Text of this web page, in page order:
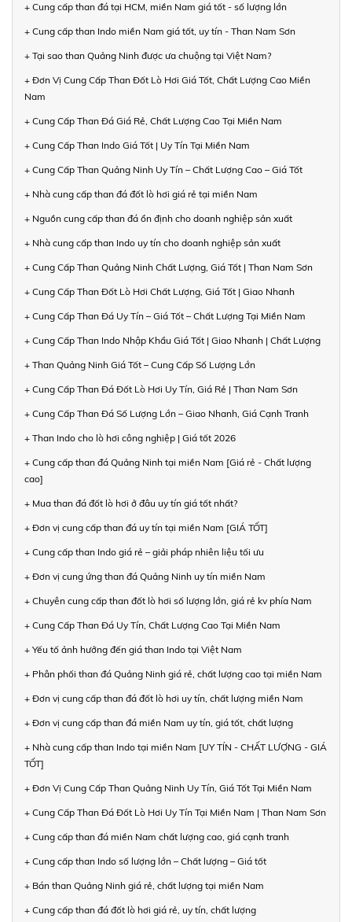
+ Cung cấp than đá tại HCM, miền Nam giá tốt - số lượng lớn
+ Cung cấp than Indo miền Nam giá tốt, uy tín - Than Nam Sơn
+ Tại sao than Quảng Ninh được ưa chuộng tại Việt Nam?
+ Đơn Vị Cung Cấp Than Đốt Lò Hơi Giá Tốt, Chất Lượng Cao Miền
Nam
+ Cung Cấp Than Đá Giá Rẻ, Chất Lượng Cao Tại Miền Nam
+ Cung Cấp Than Indo Giá Tốt | Uy Tín Tại Miền Nam
+ Cung Cấp Than Quảng Ninh Uy Tín – Chất Lượng Cao – Giá Tốt
+ Nhà cung cấp than đá đốt lò hơi giá rẻ tại miền Nam
+ Nguồn cung cấp than đá ổn định cho doanh nghiệp sản xuất
+ Nhà cung cấp than Indo uy tín cho doanh nghiệp sản xuất
+ Cung Cấp Than Quảng Ninh Chất Lượng, Giá Tốt | Than Nam Sơn
+ Cung Cấp Than Đốt Lò Hơi Chất Lượng, Giá Tốt | Giao Nhanh
+ Cung Cấp Than Đá Uy Tín – Giá Tốt – Chất Lượng Tại Miền Nam
+ Cung Cấp Than Indo Nhập Khẩu Giá Tốt | Giao Nhanh | Chất Lượng
+ Than Quảng Ninh Giá Tốt – Cung Cấp Số Lượng Lớn
+ Cung Cấp Than Đá Đốt Lò Hơi Uy Tín, Giá Rẻ | Than Nam Sơn
+ Cung Cấp Than Đá Số Lượng Lớn – Giao Nhanh, Giá Cạnh Tranh
+ Than Indo cho lò hơi công nghiệp | Giá tốt 2026
+ Cung cấp than đá Quảng Ninh tại miền Nam [Giá rẻ - Chất lượng
cao]
+ Mua than đá đốt lò hơi ở đâu uy tín giá tốt nhất?
+ Đơn vị cung cấp than đá uy tín tại miền Nam [GIÁ TỐT]
+ Cung cấp than Indo giá rẻ – giải pháp nhiên liệu tối ưu
+ Đơn vị cung ứng than đá Quảng Ninh uy tín miền Nam
+ Chuyên cung cấp than đốt lò hơi số lượng lớn, giá rẻ kv phía Nam
+ Cung Cấp Than Đá Uy Tín, Chất Lượng Cao Tại Miền Nam
+ Yếu tố ảnh hưởng đến giá than Indo tại Việt Nam
+ Phân phối than đá Quảng Ninh giá rẻ, chất lượng cao tại miền Nam
+ Đơn vị cung cấp than đá đốt lò hơi uy tín, chất lượng miền Nam
+ Đơn vị cung cấp than đá miền Nam uy tín, giá tốt, chất lượng
+ Nhà cung cấp than Indo tại miền Nam [UY TÍN - CHẤT LƯỢNG - GIÁ
TỐT]
+ Đơn Vị Cung Cấp Than Quảng Ninh Uy Tín, Giá Tốt Tại Miền Nam
+ Cung Cấp Than Đá Đốt Lò Hơi Uy Tín Tại Miền Nam | Than Nam Sơn
+ Cung cấp than đá miền Nam chất lượng cao, giá cạnh tranh
+ Cung cấp than Indo số lượng lớn – Chất lượng – Giá tốt
+ Bán than Quảng Ninh giá rẻ, chất lượng tại miền Nam
+ Cung cấp than đá đốt lò hơi giá rẻ, uy tín, chất lượng